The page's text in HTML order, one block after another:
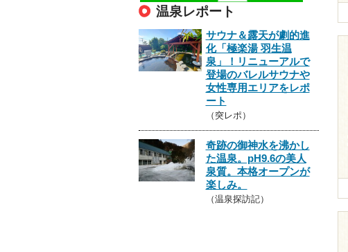
温泉レポート
サウナ＆露天が劇的進
化「極楽湯 羽生温
泉」！リニューアルで
登場のバレルサウナや
女性専用エリアをレポ
ート
（突レポ）
奇跡の御神水を沸かし
た温泉。pH9.6の美人
泉質。本格オープンが
楽しみ。
（温泉探訪記）